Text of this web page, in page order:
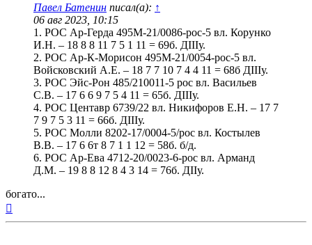
Павел Батенин писал(а): ↑
06 авг 2023, 10:15
1. РОС Ар-Герда 495М-21/0086-рос-5 вл. Корунко
И.Н. – 18 8 8 11 7 5 1 11 = 69б. ДIIIу.
2. РОС Ар-К-Морисон 495М-21/0054-рос-5 вл.
Войсковский А.Е. – 18 7 7 10 7 4 4 11 = 68б ДIIIу.
3. РОС Эйс-Рон 485/210011-5 рос вл. Васильев
С.В. – 17 6 6 9 7 5 4 11 = 65б. ДIIIу.
4. РОС Центавр 6739/22 вл. Никифоров Е.Н. – 17 7
7 9 7 5 3 11 = 66б. ДIIIу.
5. РОС Молли 8202-17/0004-5/рос вл. Костылев
В.В. – 17 6 6т 8 7 1 1 12 = 58б. б/д.
6. РОС Ар-Ева 4712-20/0023-6-рос вл. Арманд
Д.М. – 19 8 8 12 8 4 3 14 = 76б. ДIIу.
богато...